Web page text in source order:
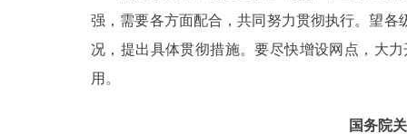
便民服务
强，需要各方面配合，共同努力贯彻执行。望
况，提出具体贯彻措施。要尽快增设网点，大
用。
国务院